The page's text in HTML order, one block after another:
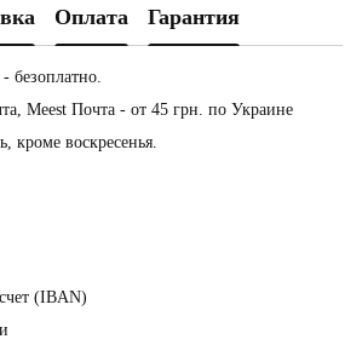
Оплата Гарантия
безоплатно.
Meest Почта - от 45 грн. по Украине
кроме воскресенья.
(IBAN)